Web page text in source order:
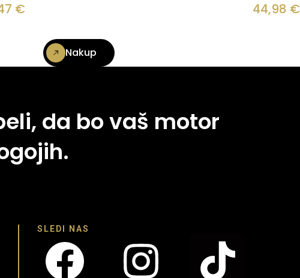
€
44,98 €
Nakup
da bo vaš motor
SLEDI NAS